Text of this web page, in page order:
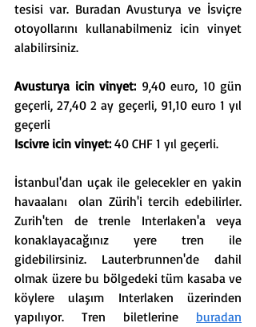
tesisi var. Buradan Avusturya ve İsviçre
otoyollarını kullanabilmeniz icin vinyet
alabilirsiniz.
Avusturya icin vinyet: 9,40 euro, 10 gün
geçerli, 27,40 2 ay geçerli, 91,10 euro 1 yıl
geçerli
Iscivre icin vinyet: 40 CHF 1 yıl geçerli.
İstanbul'dan uçak ile gelecekler en yakin
havaalanı  olan Zürih'i tercih edebilirler.
Zurih'ten de trenle Interlaken'a veya
konaklayacağınız yere tren ile
gidebilirsiniz. Lauterbrunnen'de dahil
olmak üzere bu bölgedeki tüm kasaba ve
köylere ulaşım Interlaken üzerinden
yapılıyor. Tren biletlerine buradan